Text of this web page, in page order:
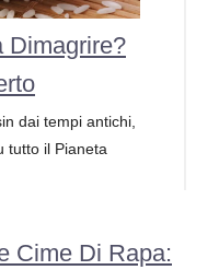
Dimagrire?
dai tempi antichi,
tutto il Pianeta
Cime Di Rapa: